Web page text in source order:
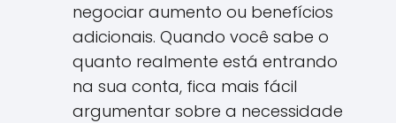
negociar aumento ou benefícios
adicionais. Quando você sabe o
quanto realmente está entrando
na sua conta, fica mais fácil
argumentar sobre a necessidade